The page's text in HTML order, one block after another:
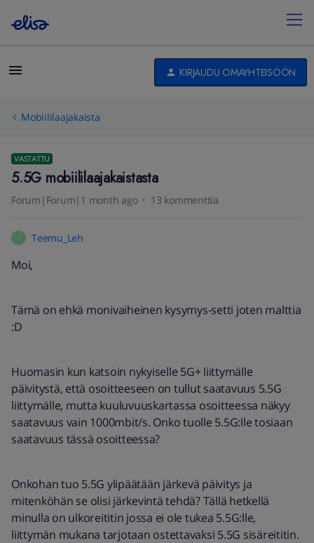
KIRJAUDU OMAYHTEISÖÖN
Mobiililaajakaista
VASTATTU
5.5G mobiililaajakaistasta
Forum|Forum|1 month ago 13 kommenttia
T Teemu_Leh
Moi,
Tämä on ehkä monivaiheinen kysymys-setti joten malttia
:D
Huomasin kun katsoin nykyiselle 5G+ liittymälle
päivitystä, että osoitteeseen on tullut saatavuus 5.5G
liittymälle, mutta kuuluvuuskartassa osoitteessa näkyy
saatavuus vain 1000mbit/s. Onko tuolle 5.5G:lle tosiaan
saatavuus tässä osoitteessa?
Onkohan tuo 5.5G ylipäätään järkevä päivitys ja
mitenköhän se olisi järkevintä tehdä? Tällä hetkellä
minulla on ulkoreititin jossa ei ole tukea 5.5G:lle,
liittymän mukana tarjotaan ostettavaksi 5.5G sisäreititin.